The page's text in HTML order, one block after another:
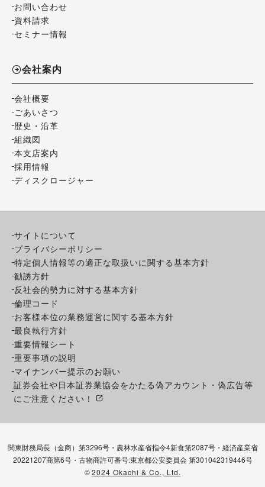
お問い合わせ
資料請求
セミナー情報
会社案内
会社概要
ごあいさつ
歴史・沿革
組織図
本支店案内
採用情報
ディスクロージャー
サイトについて
プライバシーポリシー
特定個人情報等の適正な取扱いに関する基本方針
勧誘方針
反社会的勢力に対する基本方針
倫理コード
お客様本位の業務運営に関する基本方針
最良執行方針
重要情報シート
重要事項の説明
マイナンバー提示のお願い
証券会社や日本証券業協会をかたる偽アカウント・偽広告等
にご注意ください！
関東財務局長（金商）第3296号・農林水産省指令4新食第2087号・経済産業省
20221207商第6号・古物商許可番号:東京都公安委員会 第301042319446号
©2024 Okachi & Co., Ltd.